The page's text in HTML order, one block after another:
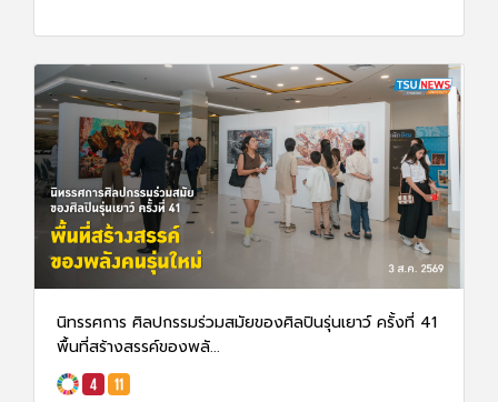
นิทรรศการ ศิลปกรรมร่วมสมัยของศิลปินรุ่นเยาว์ ครั้งที่ 41
พื้นที่สร้างสรรค์ของพลั...